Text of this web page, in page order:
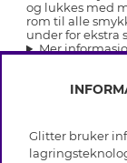
og lukkes med
rom til alle
under for ekstra
Mer
Glitter bruker